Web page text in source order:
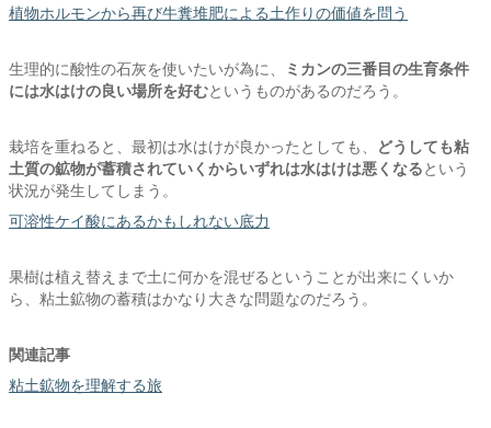
植物ホルモンから再び牛糞堆肥による土作りの価値を問う
生理的に酸性の石灰を使いたいが為に、
ミカンの三番目の生育条件
には水はけの良い場所を好むというものがあるのだろう。
栽培を重ねると、最初は水はけが良かったとしても、
どうしても粘
土質の鉱物が蓄積されていくからいずれは水はけは悪くなるという
状況が発生してしまう。
可溶性ケイ酸にあるかもしれない底力
果樹は植え替えまで土に何かを混ぜるということが出来にくいか
ら、粘土鉱物の蓄積はかなり大きな問題なのだろう。
関連記事
粘土鉱物を理解する旅